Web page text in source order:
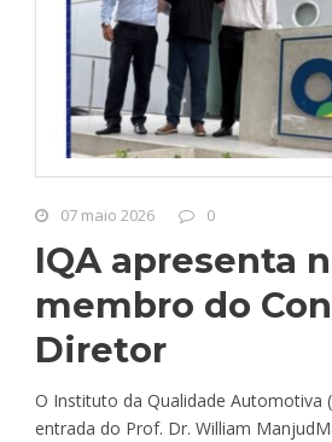
07 maio 2026 0
IQA apresenta
membro do
Diretor
O Instituto da Qualidade Automotiva
entrada do Prof. Dr. William